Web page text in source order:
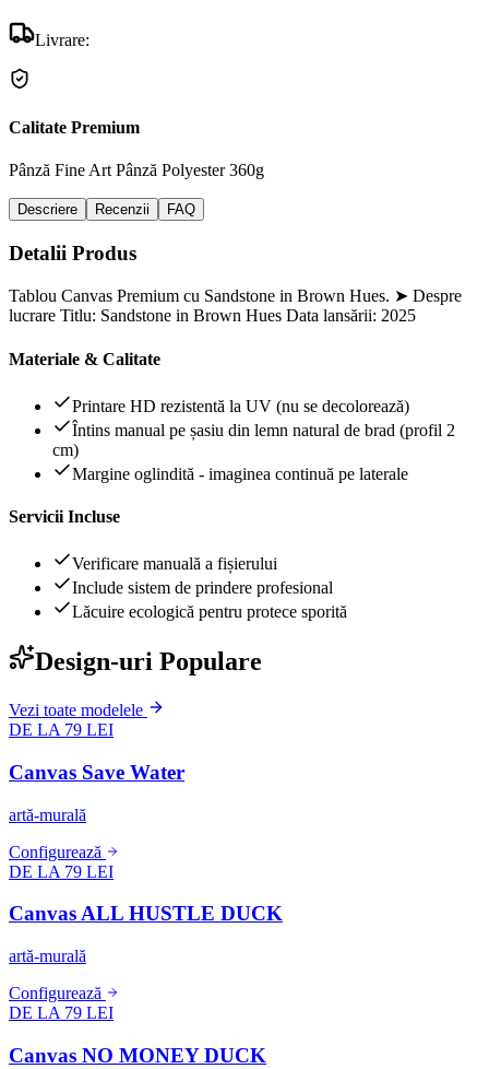
Livrare:
Calitate Premium
Pânză Fine Art Pânză Polyester 360g
Descriere Recenzii FAQ
Detalii Produs
Tablou Canvas Premium cu Sandstone in Brown Hues. ➤ Despre
lucrare Titlu: Sandstone in Brown Hues Data lansării: 2025
Materiale & Calitate
Printare HD rezistentă la UV (nu se decolorează)
Întins manual pe șasiu din lemn natural de brad (profil 2
cm)
Margine oglindită - imaginea continuă pe laterale
Servicii Incluse
Verificare manuală a fișierului
Include sistem de prindere profesional
Lăcuire ecologică pentru protece sporită
Design-uri Populare
Vezi toate modelele
DE LA 79 LEI
Canvas Save Water
artă-murală
Configurează
DE LA 79 LEI
Canvas ALL HUSTLE DUCK
artă-murală
Configurează
DE LA 79 LEI
Canvas NO MONEY DUCK